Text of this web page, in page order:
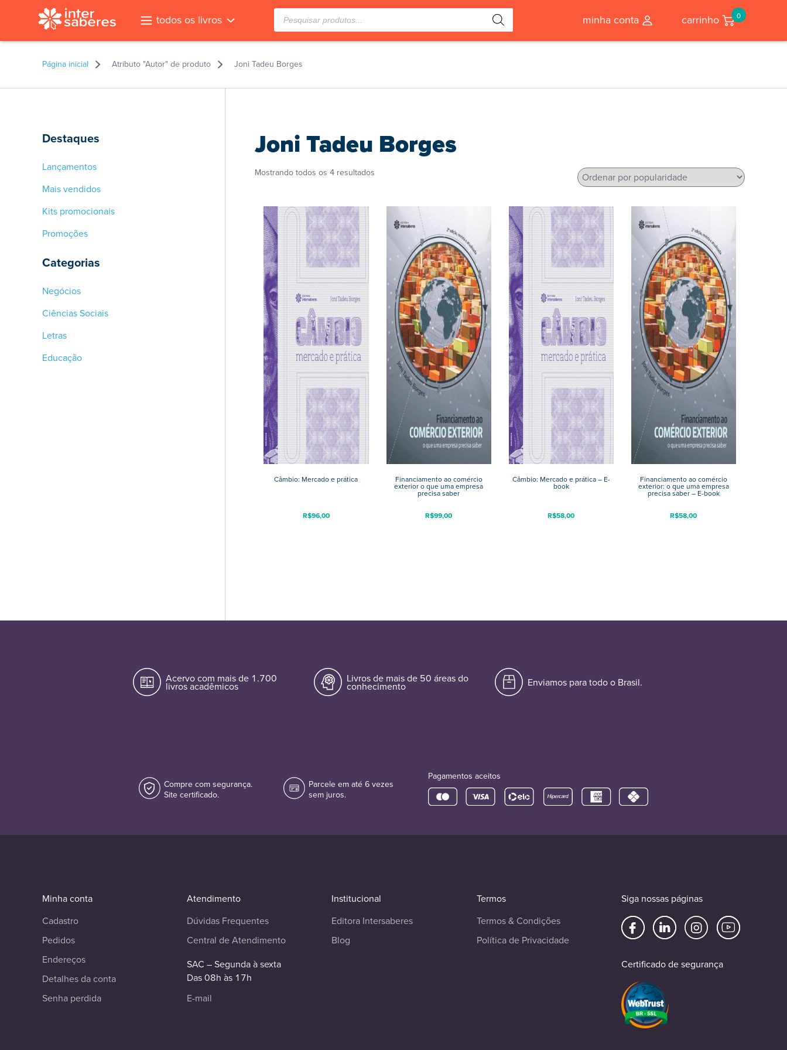
todos os livros Pesquisar
produtos minha conta carrinho 0
Página inicial Atributo "Autor" de produto Joni Tadeu Borges
Destaques
Lançamentos
Mais vendidos
Kits promocionais
Promoções
Categorias
Negócios
Ciências Sociais
Letras
Educação
Joni Tadeu Borges
Mostrando todos os 4 resultados
Câmbio: Mercado e prática
R$96,00
Financiamento ao comércio
exterior o que uma empresa
precisa saber
R$99,00
Câmbio: Mercado e prática – E-
book
R$58,00
Financiamento ao comércio
exterior: o que uma empresa
precisa saber – E-book
R$58,00
Acervo com mais de 1.700
livros acadêmicos
Livros de mais de 50 áreas do
conhecimento Enviamos para todo o Brasil.
Compre com segurança.
Site certificado.
Parcele em até 6 vezes
sem juros.
Pagamentos aceitos
Minha conta
Cadastro
Pedidos
Endereços
Detalhes da conta
Senha perdida
Atendimento
Dúvidas Frequentes
Central de Atendimento
SAC – Segunda à sexta
Das 08h às 17h
E-mail
Institucional
Editora Intersaberes
Blog
Termos
Termos & Condições
Política de Privacidade
Siga nossas páginas
Certificado de segurança